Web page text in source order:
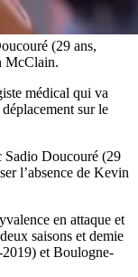
(29 ans,
McClain.
médical qui va
sur le
Sadio Doucouré (29
l’absence de Kevin
en attaque et
saisons et demie
et Boulogne-